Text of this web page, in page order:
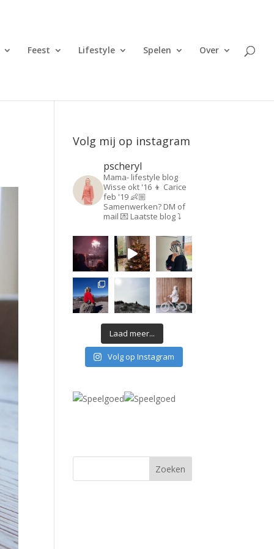
Feest Lifestyle Spelen Over
Volg mij op instagram
pscheryl
Mama- lifestyle blog
Wisse okt '16 👦 Carice
feb '19 👶🏼
Samenwerken? DM of
mail 💌 Laatste blog ⤵️
Laad meer...
Volg op Instagram